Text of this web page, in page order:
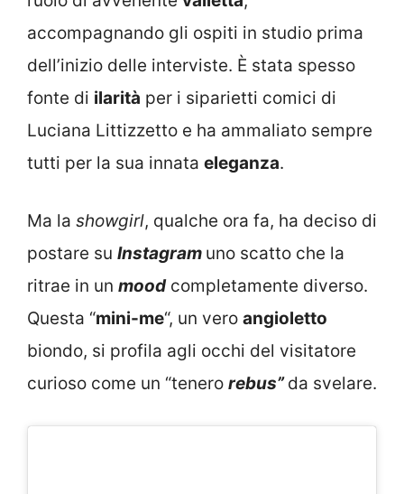
accompagnando gli ospiti in studio prima
dell’inizio delle interviste. È stata spesso
fonte di ilarità per i siparietti comici di
Luciana Littizzetto e ha ammaliato sempre
tutti per la sua innata eleganza.
Ma la showgirl, qualche ora fa, ha deciso di
postare su Instagram uno scatto che la
ritrae in un moodcompletamente diverso.
Questa “mini-me“, un vero angioletto
biondo, si profila agli occhi del visitatore
curioso come un “tenero rebus” da svelare.